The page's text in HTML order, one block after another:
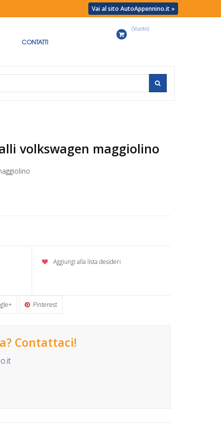
Vai al sito AutoAppennino.it »
CONTATTI
(Vuoto)
volkswagen maggiolino
Aggiungi alla lista desideri
Pinterest
Contattaci!